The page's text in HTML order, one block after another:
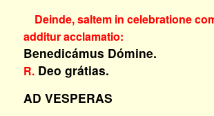
Deinde, saltem in celebratione
additur acclamatio:
Benedicámus Dómine.
R.Deo grátias.
AD VESPERAS